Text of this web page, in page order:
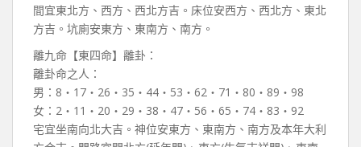
間宜東北方、西方、西北方吉。床位安西方、西北方、東北
方吉。坑廁安東方、東南方、南方。
離九命【東四命】離卦：
離卦命之人：
男：8‧17‧26‧35‧44‧53‧62‧71‧80‧89‧98
女：2‧11‧20‧29‧38‧47‧56‧65‧74‧83‧92
宅宜坐南向北大吉。神位安東方、東南方、南方及本年大利